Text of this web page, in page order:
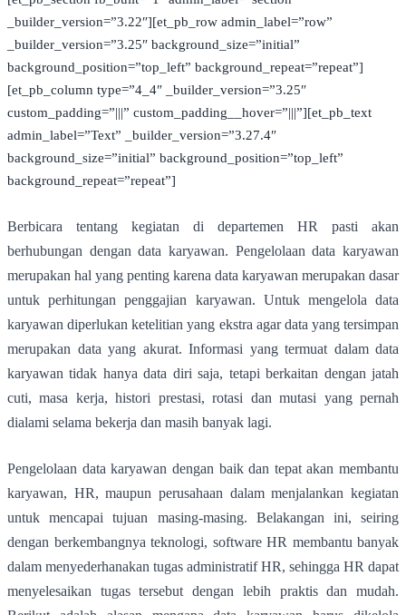
_builder_version=”3.22″][et_pb_row admin_label=”row”
_builder_version=”3.25″ background_size=”initial”
background_position=”top_left” background_repeat=”repeat”]
[et_pb_column type=”4_4″ _builder_version=”3.25″
custom_padding=”|||” custom_padding__hover=”|||”][et_pb_text
admin_label=”Text” _builder_version=”3.27.4″
background_size=”initial” background_position=”top_left”
background_repeat=”repeat”]
Berbicara tentang kegiatan di departemen HR pasti akan
berhubungan dengan data karyawan. Pengelolaan data karyawan
merupakan hal yang penting karena data karyawan merupakan dasar
untuk perhitungan penggajian karyawan. Untuk mengelola data
karyawan diperlukan ketelitian yang ekstra agar data yang tersimpan
merupakan data yang akurat. Informasi yang termuat dalam data
karyawan tidak hanya data diri saja, tetapi berkaitan dengan jatah
cuti, masa kerja, histori prestasi, rotasi dan mutasi yang pernah
dialami selama bekerja dan masih banyak lagi.
Pengelolaan data karyawan dengan baik dan tepat akan membantu
karyawan, HR, maupun perusahaan dalam menjalankan kegiatan
untuk mencapai tujuan masing-masing. Belakangan ini, seiring
dengan berkembangnya teknologi, software HR membantu banyak
dalam menyederhanakan tugas administratif HR, sehingga HR dapat
menyelesaikan tugas tersebut dengan lebih praktis dan mudah.